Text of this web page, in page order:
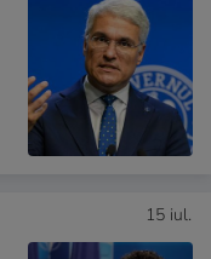
15 iul.